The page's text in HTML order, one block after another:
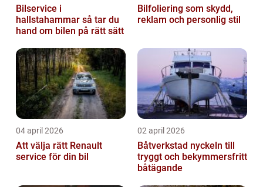
Bilservice i
hallstahammar så tar du
hand om bilen på rätt sätt
Bilfoliering som skydd,
reklam och personlig stil
04 april 2026
Att välja rätt Renault
service för din bil
02 april 2026
Båtverkstad nyckeln till
tryggt och bekymmersfritt
båtägande